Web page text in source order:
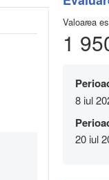
Valoarea
1
8 iul
20 iul